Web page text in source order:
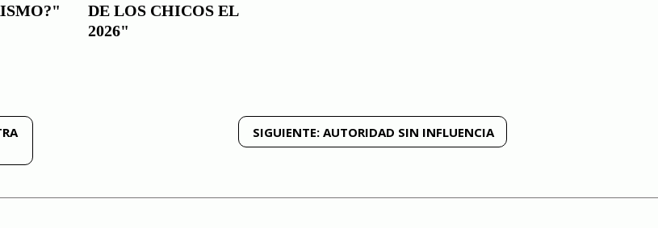
DE LOS CHICOS EL
2026"
SIGUIENTE: AUTORIDAD SIN INFLUENCIA